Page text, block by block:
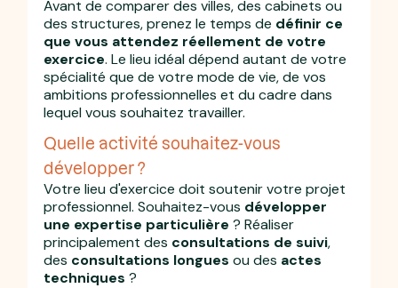
Avant de comparer des villes, des cabinets ou
des structures, prenez le temps de définir ce
que vous attendez réellement de votre
exercice. Le lieu idéal dépend autant de votre
spécialité que de votre mode de vie, de vos
ambitions professionnelles et du cadre dans
lequel vous souhaitez travailler.
Quelle activité souhaitez-vous
développer ?
Votre lieu d'exercice doit soutenir votre projet
professionnel. Souhaitez-vous développer
une expertise particulière ? Réaliser
principalement des consultations de suivi,
des consultations longues ou des actes
techniques ?